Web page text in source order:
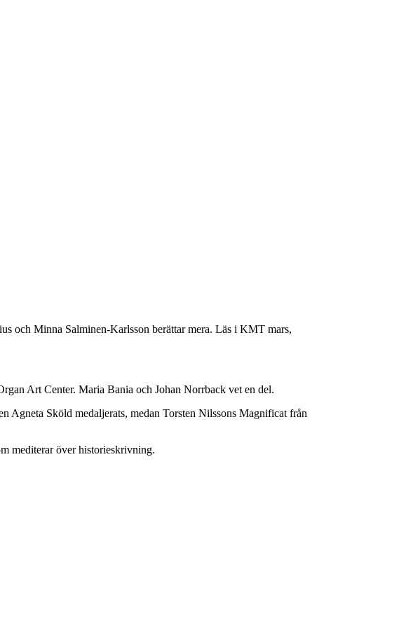
och Minna Salminen-Karlsson berättar mera. Läs i KMT mars,
Art Center. Maria Bania och Johan Norrback vet en del.
Agneta Sköld medaljerats, medan Torsten Nilssons Magnificat från
mediterar över historieskrivning.